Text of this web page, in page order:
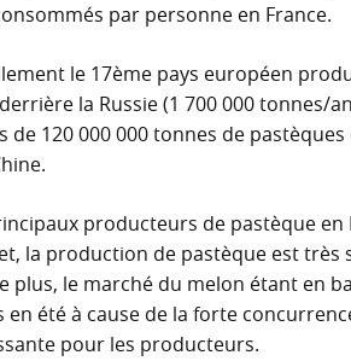
par personne en France.
le 17ème pays européen
la Russie (1 700 000 tonnes/
de 120 000 000 tonnes de
producteurs de pastèque
la production de pastèque est
plus, le marché du melon étant en
en été à cause de la forte
pour les producteurs.